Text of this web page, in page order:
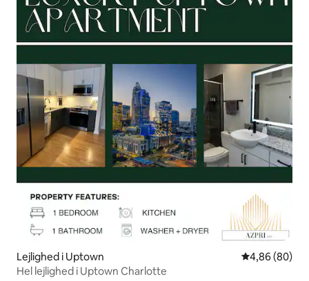
Lejlighed i Uptown 4,86 ud af 5 i
4,86 (80)
Hel lejlighed i Uptown Charlotte